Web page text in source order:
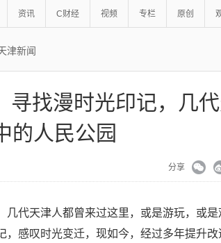
资讯 C财经 视频 专栏 原创
津新闻
寻找漫时光印记，几
的人民公园
分享
几代天津人都曾来过这里，或是游玩，或是
感叹时光变迁，现如今，经过多年提升改